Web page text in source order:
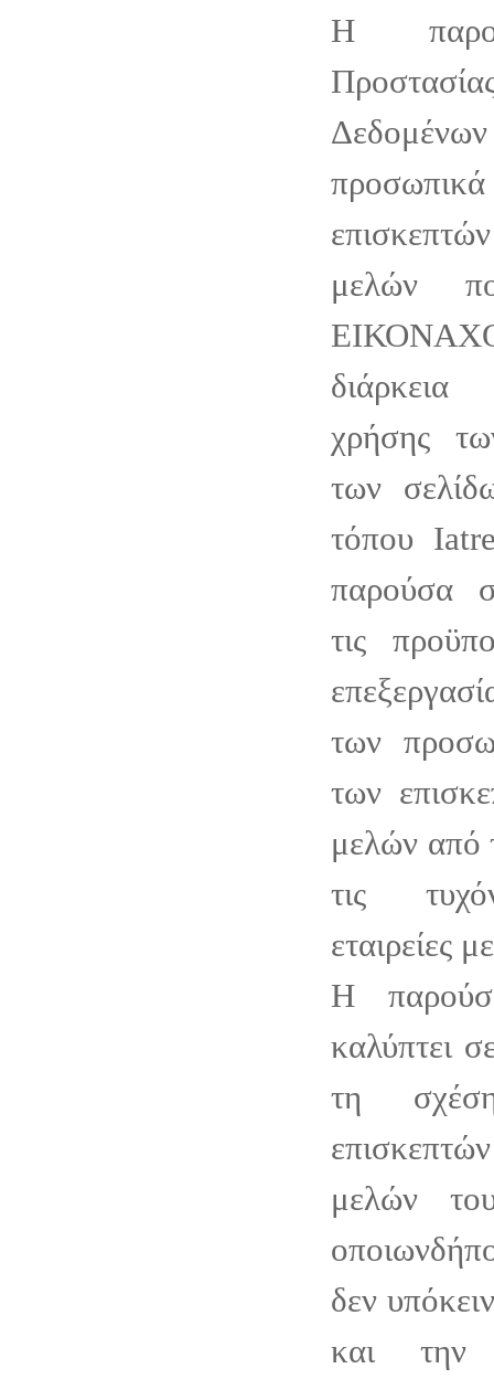
Η
μελών
χρήσης
των
τόπου
παρούσα
τις
των
των
μελών από
τις
εταιρείες
Η
καλύπτει
τη
μελών
δεν
και την